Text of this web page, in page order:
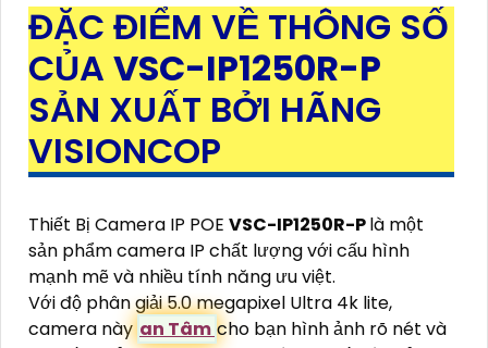
ĐẶC ĐIỂM VỀ THÔNG SỐ
CỦA VSC-IP1250R-P
SẢN XUẤT BỞI HÃNG
VISIONCOP
Thiết Bị Camera IP POE VSC-IP1250R-Plà một
sản phẩm camera IP chất lượng với cấu hình
mạnh mẽ và nhiều tính năng ưu việt.
Với độ phân giải 5.0 megapixel Ultra 4k lite,
camera này an Tâm cho bạn hình ảnh rõ nét và